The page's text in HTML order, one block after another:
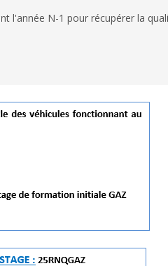
l'année N-1 pour récupérer la